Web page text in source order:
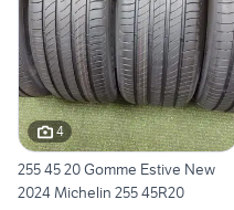
4
255 45 20 Gomme Estive New
2024 Michelin 255 45R20